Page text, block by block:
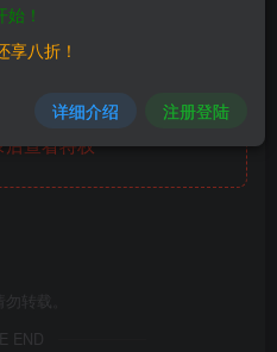
，糖心会员可见
查看特权
转载。
END
！
八折！
详细介绍 注册登陆